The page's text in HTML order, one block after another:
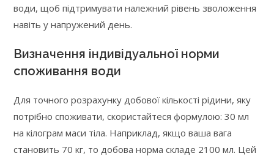
води, щоб підтримувати належний рівень зволоження
навіть у напружений день.
Визначення індивідуальної норми
споживання води
Для точного розрахунку добової кількості рідини, яку
потрібно споживати, скористайтеся формулою: 30 мл
на кілограм маси тіла. Наприклад, якщо ваша вага
становить 70 кг, то добова норма складе 2100 мл. Цей